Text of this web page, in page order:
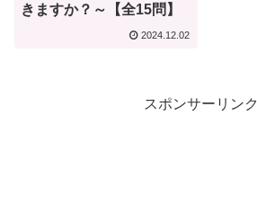
きますか？～【全15問】
2024.12.02
スポンサーリンク